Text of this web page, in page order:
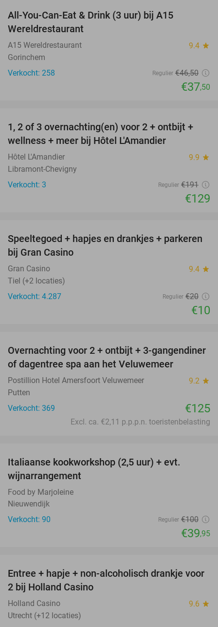
All-You-Can-Eat & Drink (3 uur) bij A15
Wereldrestaurant
A15 Wereldrestaurant 9.4 star
Gorinchem
Verkocht: 258
Regulier €46,50
€37,50
32%
TODAY
1, 2 of 3 overnachting(en) voor 2 + ontbijt +
wellness + meer bij Hôtel L'Amandier
Hôtel L'Amandier 9.9 star
Libramont-Chevigny
Verkocht: 3
Regulier €191
€129
50%
Speeltegoed + hapjes en drankjes + parkeren
bij Gran Casino
Gran Casino 9.4 star
Tiel (+2 locaties)
Verkocht: 4.287
Regulier €20
€10
Overnachting voor 2 + ontbijt + 3-gangendiner
of dagentree spa aan het Veluwemeer
Postillion Hotel Amersfoort Veluwemeer 9.2 star
Putten
Verkocht: 369
€125
Excl. ca. €2,11 p.p.p.n. toeristenbelasting
Italiaanse kookworkshop (2,5 uur) + evt.
wijnarrangement
Food by Marjoleine
Nieuwendijk
Verkocht: 90
Regulier €100
€39,95
52%
Entree + hapje + non-alcoholisch drankje voor
2 bij Holland Casino
Holland Casino 9.6 star
Utrecht (+12 locaties)